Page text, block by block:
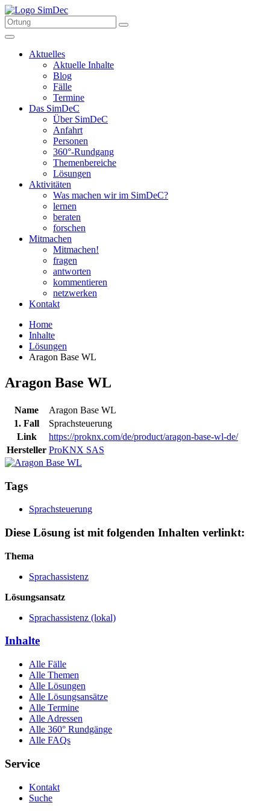
Aktuelles
Aktuelle Inhalte
Blog
Fälle
Termine
Das SimDeC
Über SimDeC
Anfahrt
Personen
360°-Rundgang
Themenbereiche
Lösungen
Aktivitäten
Was machen wir im SimDeC?
lernen
beraten
forschen
Mitmachen
Mitmachen!
fragen
antworten
kommentieren
netzwerken
Kontakt
Home
Inhalte
Lösungen
Aragon Base WL
Aragon Base WL
Name
Aragon Base WL
1. Fall
Sprachsteuerung
Link
https://proknx.com/de/product/aragon-base-wl-de/
Hersteller ProKNX SAS
Tags
Sprachsteuerung
Diese Lösung ist mit folgenden Inhalten verlinkt:
Thema
Sprachassistenz
Lösungsansatz
Sprachassistenz (lokal)
Inhalte
Alle Fälle
Alle Themen
Alle Lösungen
Alle Lösungsansätze
Alle Termine
Alle Adressen
Alle 360° Rundgänge
Alle FAQs
Service
Kontakt
Suche